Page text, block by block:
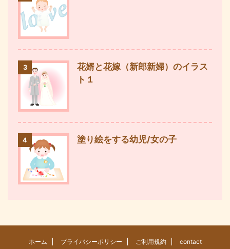
3
花婿と花嫁（新郎新婦）のイラス
ト１
4 塗り絵をする幼児/女の子
ホーム プライバシーポリシー ご利用規約 contact